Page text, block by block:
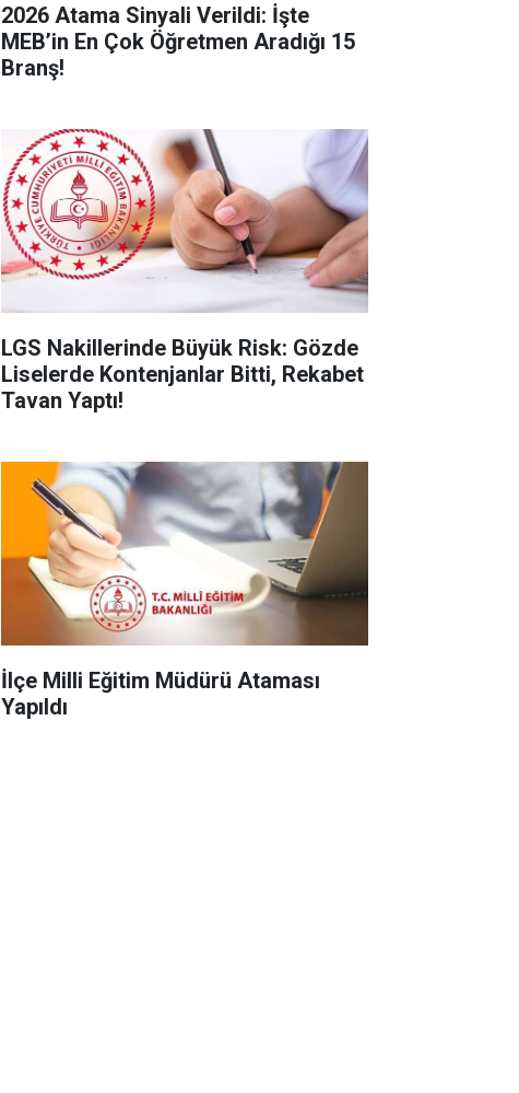
2026 Atama Sinyali Verildi: İşte
MEB’in En Çok Öğretmen Aradığı 15
Branş!
LGS Nakillerinde Büyük Risk: Gözde
Liselerde Kontenjanlar Bitti, Rekabet
Tavan Yaptı!
İlçe Milli Eğitim Müdürü Ataması
Yapıldı